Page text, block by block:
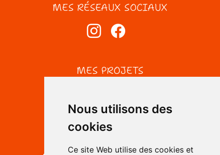
Nous utilisons des
cookies
Ce site Web utilise des cookies et
MES RÉSEAUX SOCIAUX
MES PROJETS